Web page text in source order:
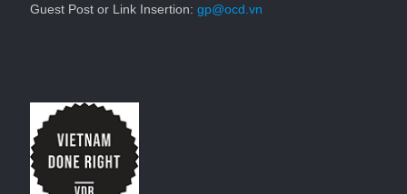
Guest Post or Link Insertion: gp@ocd.vn